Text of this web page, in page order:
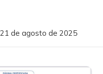
de agosto de 2025